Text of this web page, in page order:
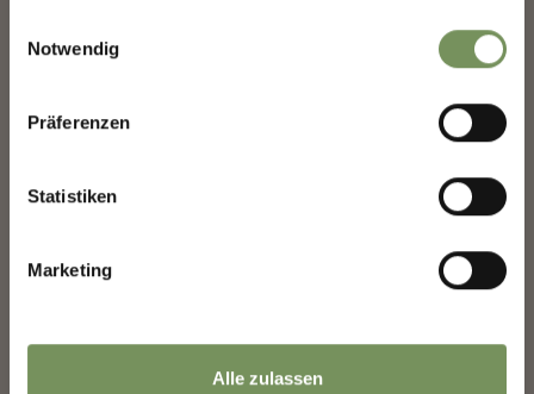
Notwendig
Präferenzen
Statistiken
Marketing
Alle zulassen
+